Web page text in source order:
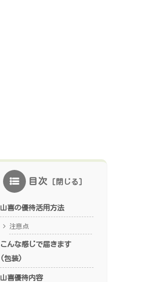
目次
山喜の優待活用方法
注意点
こんな感じで届きます
(包装)
山喜優待内容